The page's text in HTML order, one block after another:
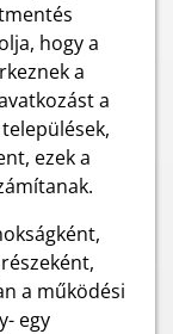
hogy a
a
a
ezek a
a működési
egy